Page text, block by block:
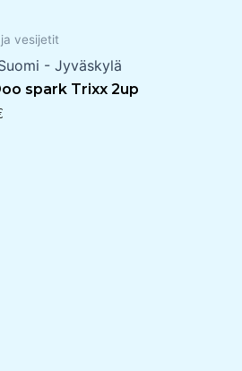
vesijetit
- Jyväskylä
spark Trixx 2up